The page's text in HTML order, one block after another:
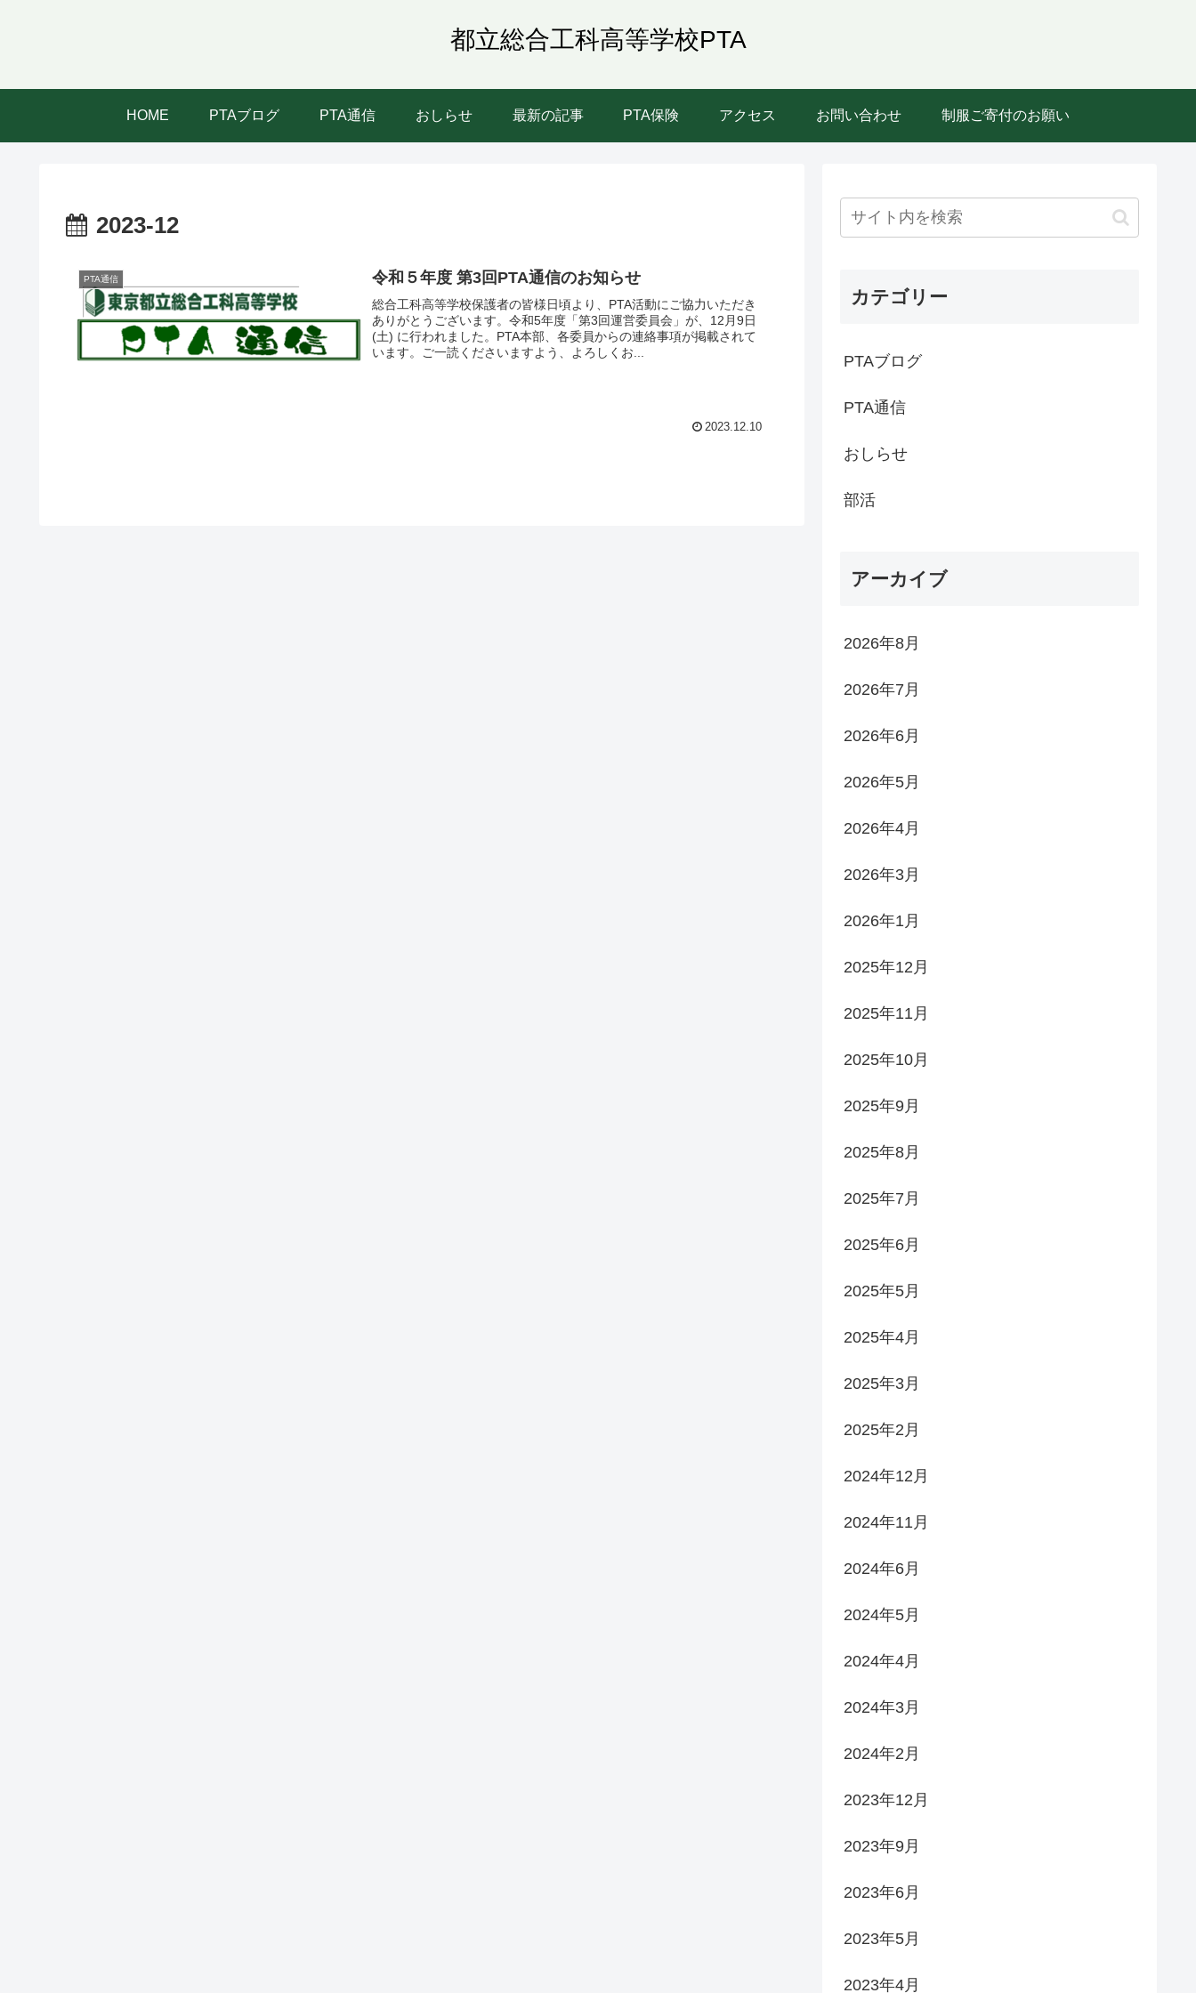
都立総合工科高等学校PTA
HOME PTAブログ PTA通信 おしらせ 最新の記事 PTA保険 アクセス お問い合わせ 制服ご寄付のお願い
2023-12
PTA通信 令和５年度 第3回PTA通信のお知らせ
総合工科高等学校保護者の皆様日頃より、PTA活動にご協力いただき
ありがとうございます。令和5年度「第3回運営委員会」が、12月9日
(土) に行われました。PTA本部、各委員からの連絡事項が掲載されて
います。ご一読くださいますよう、よろしくお...
2023.12.10
カテゴリー
PTAブログ
PTA通信
おしらせ
部活
アーカイブ
2026年8月
2026年7月
2026年6月
2026年5月
2026年4月
2026年3月
2026年1月
2025年12月
2025年11月
2025年10月
2025年9月
2025年8月
2025年7月
2025年6月
2025年5月
2025年4月
2025年3月
2025年2月
2024年12月
2024年11月
2024年6月
2024年5月
2024年4月
2024年3月
2024年2月
2023年12月
2023年9月
2023年6月
2023年5月
2023年4月